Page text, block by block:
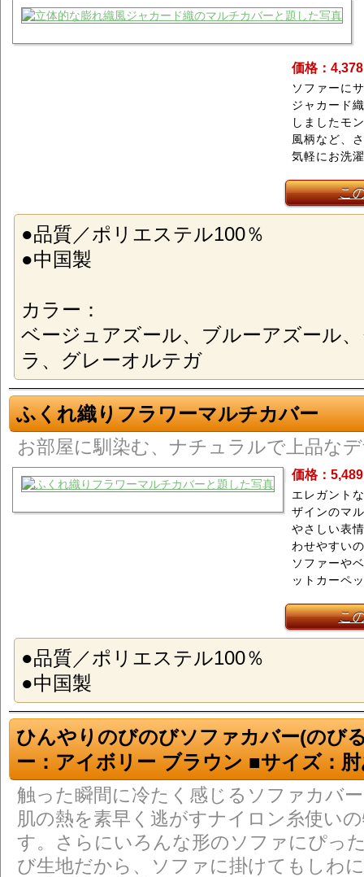
価格：
ソファーに
ジャカード
しましたモ
風柄など、
気軽にお洗
こ
●品質／ポリエステル100％
●中国製
カラー：
ベージュアズール、ブルーアズール
ラ、グレーオルテガ
ふくれ織りフラワーマルチカバー
お部屋に馴染む、ナチュラルで上品な
価格：
エレガント
ザインのマ
やさしい表
わせやすい
ソファーや
ットカーペ
こ
●品質／ポリエステル100％
●中国製
ひんやりのびのびソファカバー(のび
ー：アイボリー ブラウン ■サイズ：
触った瞬間に冷たく感じるソファカバ
肌の熱を素早く逃がすナイロン糸使い
す。さらにいろんな形のソファにぴっ
び生地だから、ソファに掛けてもしわ